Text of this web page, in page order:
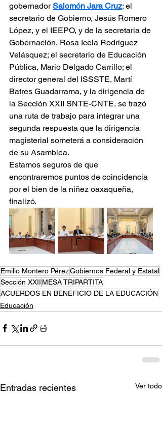
gobernador Salomón Jara Cruz; el
secretario de Gobierno, Jesús Romero
López, y el IEEPO, y de la secretaria de
Gobernación, Rosa Icela Rodríguez
Velásquez; el secretario de Educación
Pública, Mario Delgado Carrillo; el
director general del ISSSTE, Martí
Batres Guadarrama, y la dirigencia de
la Sección XXII SNTE-CNTE, se trazó
una ruta de trabajo para integrar una
segunda respuesta que la dirigencia
magisterial someterá a consideración
de su Asamblea.
Estamos seguros de que
encontraremos puntos de coincidencia
por el bien de la niñez oaxaqueña,
finalizó.
Emilio Montero PérezGobiernos Federal y Estatal
Sección XXII MESA TRIPARTITA
ACUERDOS EN BENEFICIO DE LA EDUCACIÓN
Educación
Entradas recientes Ver todo